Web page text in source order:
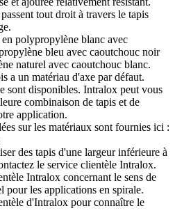
tout droit à travers le tapis
polypropylène blanc avec
bleu avec caoutchouc noir
naturel avec caoutchouc blanc.
a un matériau d'axe par défaut.
sont disponibles. Intralox peut vous
combinaison de tapis et de
application.
sur les matériaux sont fournies ici :
des tapis d'une largeur inférieure à
le service clientèle Intralox.
Intralox concernant le sens de
pour les applications en spirale.
d'Intralox pour connaître le